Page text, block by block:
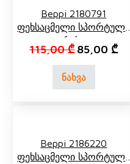
Beppi 2180791
Ფეხსაცმელი Სპორტული
Რუხი
115,00₾ Original
85,00 ₾
ნახვა
Beppi 2186220
Ფეხსაცმელი Სპორტული